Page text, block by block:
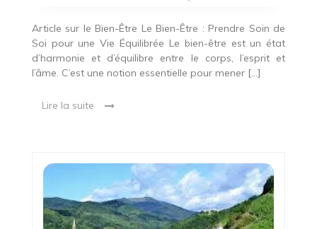
Article sur le Bien-Être Le Bien-Être : Prendre Soin de
Soi pour une Vie Équilibrée Le bien-être est un état
d’harmonie et d’équilibre entre le corps, l’esprit et
l’âme. C’est une notion essentielle pour mener […]
Lire la suite